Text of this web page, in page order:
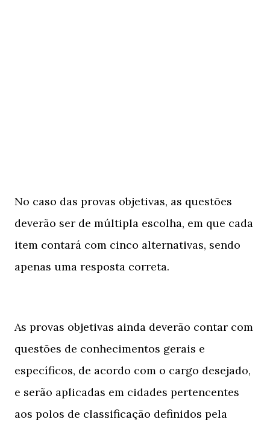
No caso das provas objetivas, as questões
deverão ser de múltipla escolha, em que cada
item contará com cinco alternativas, sendo
apenas uma resposta correta.
As provas objetivas ainda deverão contar com
questões de conhecimentos gerais e
específicos, de acordo com o cargo desejado,
e serão aplicadas em cidades pertencentes
aos polos de classificação definidos pela